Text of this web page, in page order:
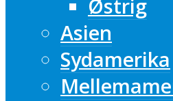
Østrig
Asien
Sydamerika